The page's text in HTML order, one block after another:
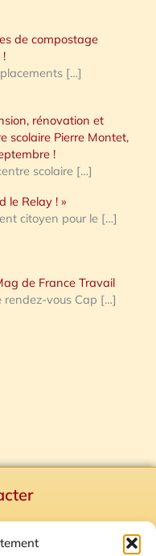
de compostage
[…]
rénovation et
scolaire Pierre Montet,
!
scolaire […]
le Relay ! »
citoyen pour le […]
de France Travail
rendez-vous Cap […]